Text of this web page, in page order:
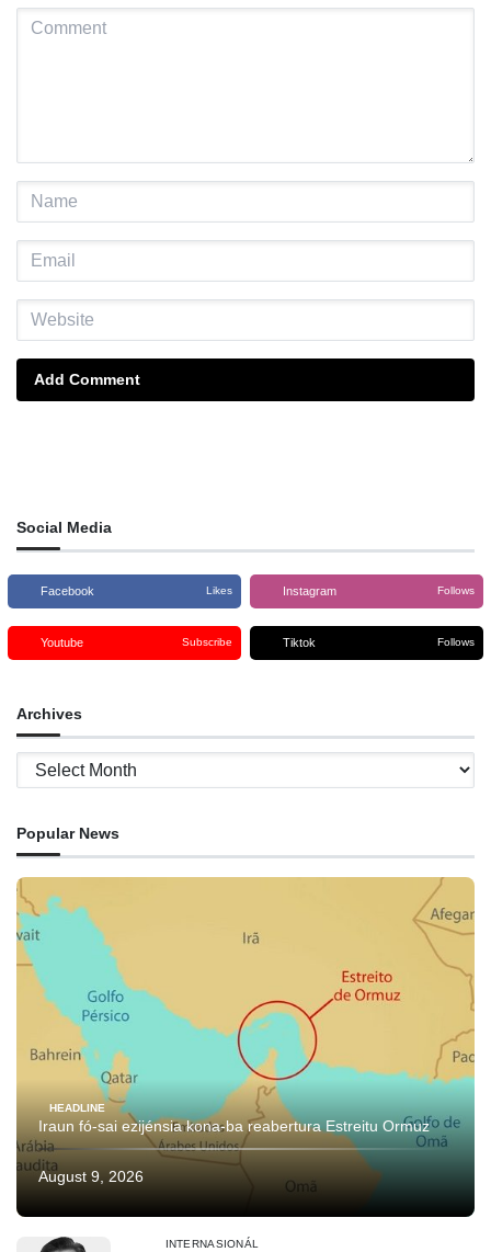
Add Comment
Social Media
Facebook Likes Instagram Follows
Youtube Subscribe Tiktok Follows
Archives
Archives
Popular News
HEADLINE
Iraun fó-sai ezijénsia kona-ba reabertura Estreitu Ormuz
August 9, 2026
INTERNASIONÁL